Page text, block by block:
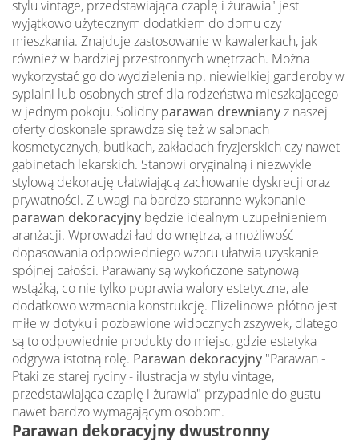
stylu vintage, przedstawiająca czaplę i żurawia" jest
wyjątkowo użytecznym dodatkiem do domu czy
mieszkania. Znajduje zastosowanie w kawalerkach, jak
również w bardziej przestronnych wnętrzach. Można
wykorzystać go do wydzielenia np. niewielkiej garderoby w
sypialni lub osobnych stref dla rodzeństwa mieszkającego
w jednym pokoju. Solidnyparawan drewnianyz naszej
oferty doskonale sprawdza się też w salonach
kosmetycznych, butikach, zakładach fryzjerskich czy nawet
gabinetach lekarskich. Stanowi oryginalną i niezwykle
stylową dekorację ułatwiającą zachowanie dyskrecji oraz
prywatności. Z uwagi na bardzo staranne wykonanie
parawan dekoracyjny będzie idealnym uzupełnieniem
aranżacji. Wprowadzi ład do wnętrza, a możliwość
dopasowania odpowiedniego wzoru ułatwia uzyskanie
spójnej całości. Parawany są wykończone satynową
wstążką, co nie tylko poprawia walory estetyczne, ale
dodatkowo wzmacnia konstrukcję. Flizelinowe płótno jest
miłe w dotyku i pozbawione widocznych zszywek, dlatego
są to odpowiednie produkty do miejsc, gdzie estetyka
odgrywa istotną rolę. Parawan dekoracyjny "Parawan -
Ptaki ze starej ryciny - ilustracja w stylu vintage,
przedstawiająca czaplę i żurawia" przypadnie do gustu
nawet bardzo wymagającym osobom.
Parawan dekoracyjny dwustronny